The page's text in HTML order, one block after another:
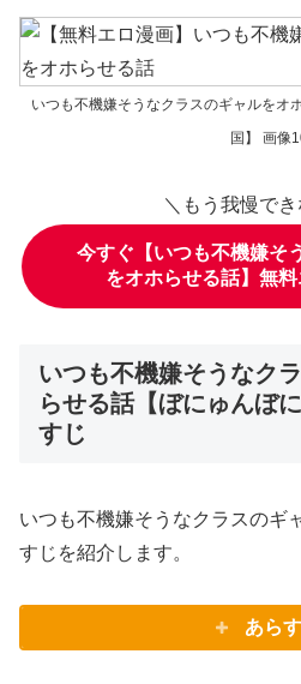
いつも不機嫌そうなクラスのギャルをオ
国】 画像
＼もう我慢で
今すぐ【いつも不機嫌そ
をオホらせる話】無
いつも不機嫌そうなク
らせる話【ぼにゅんぼ
すじ
いつも不機嫌そうなクラスのギ
すじを紹介します。
あら